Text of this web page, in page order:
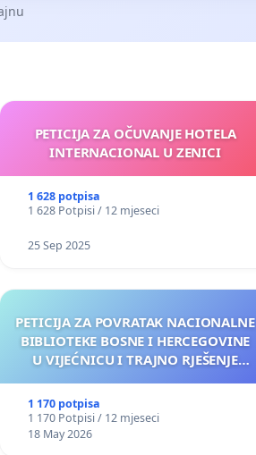
PETICIJA ZA OČUVANJE HOTELA
INTERNACIONAL U ZENICI
1 628 potpisa
1 628 Potpisi / 12 mjeseci
25 Sep 2025
PETICIJA ZA POVRATAK NACIONALNE
BIBLIOTEKE BOSNE I HERCEGOVINE
U VIJEĆNICU I TRAJNO RJEŠENJE
1 170 potpisa
1 170 Potpisi / 12 mjeseci
18 May 2026